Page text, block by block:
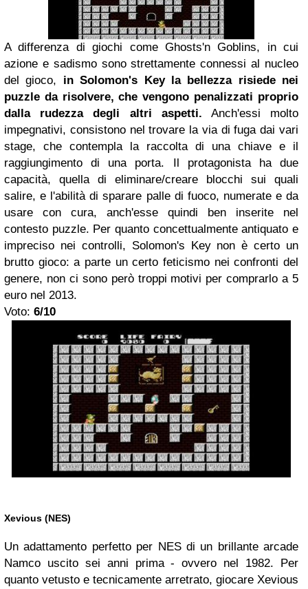
A differenza di giochi come Ghosts'n Goblins, in cui
azione e sadismo sono strettamente connessi al nucleo
del gioco, in Solomon's Key la bellezza risiede nei
puzzle da risolvere, che vengono penalizzati proprio
dalla rudezza degli altri aspetti. Anch'essi molto
impegnativi, consistono nel trovare la via di fuga dai vari
stage, che contempla la raccolta di una chiave e il
raggiungimento di una porta. Il protagonista ha due
capacità, quella di eliminare/creare blocchi sui quali
salire, e l'abilità di sparare palle di fuoco, numerate e da
usare con cura, anch'esse quindi ben inserite nel
contesto puzzle. Per quanto concettualmente antiquato e
impreciso nei controlli, Solomon's Key non è certo un
brutto gioco: a parte un certo feticismo nei confronti del
genere, non ci sono però troppi motivi per comprarlo a 5
euro nel 2013.
Voto: 6/10
Xevious (NES)
Un adattamento perfetto per NES di un brillante arcade
Namco uscito sei anni prima - ovvero nel 1982. Per
quanto vetusto e tecnicamente arretrato, giocare Xevious